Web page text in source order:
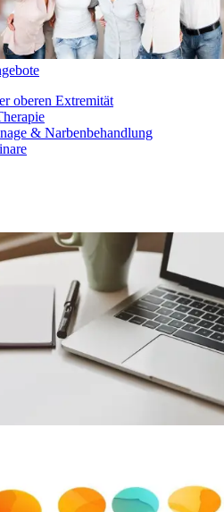
oberen Extremität
& Narbenbehandlung